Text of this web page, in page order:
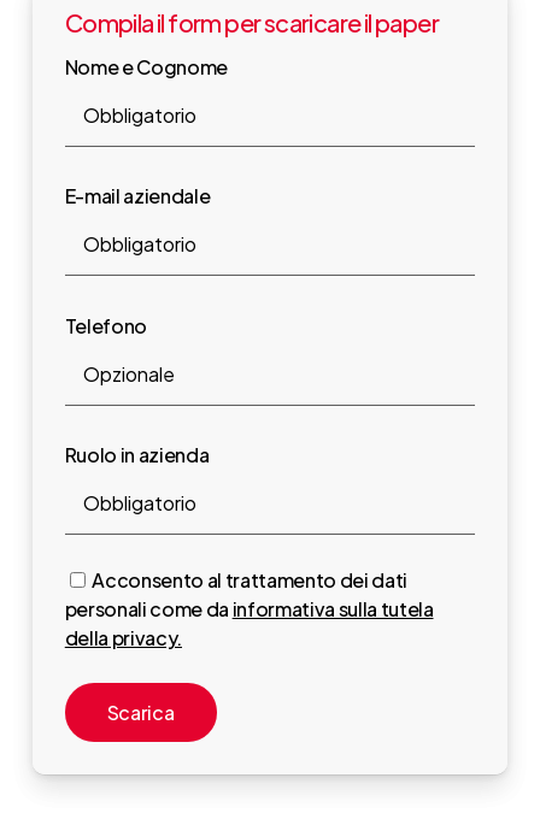
Compila il form per scaricare il paper
Nome e Cognome
E-mail aziendale
Telefono
Ruolo in azienda
Acconsento al trattamento dei dati
personali come da informativa sulla tutela
della privacy.